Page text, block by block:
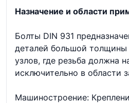
Назначение и области
Болты DIN 931
деталей большой
узлов, где резьба должна
исключительно в области
Машиностроение: